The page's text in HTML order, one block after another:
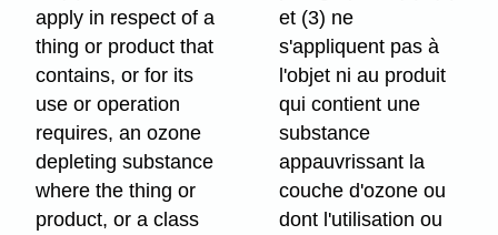
apply in respect of a
thing or product that
contains, or for its
use or operation
requires, an ozone
depleting substance
where the thing or
product, or a class
et (3) ne
s'appliquent pas à
l'objet ni au produit
qui contient une
substance
appauvrissant la
couche d'ozone ou
dont l'utilisation ou